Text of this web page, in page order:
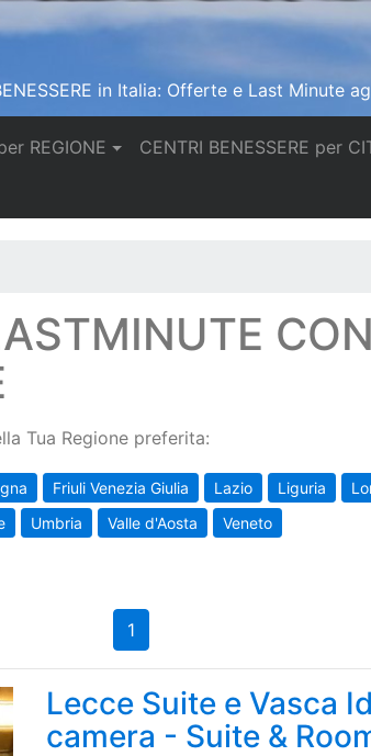
in Italia: Offerte e Last Minute
REGIONE CENTRI BENESSERE per
Tua Regione preferita:
Friuli Venezia Giulia Lazio Liguria
Umbria Valle d'Aosta Veneto
1
Lecce Suite e Vasca
camera - Suite &